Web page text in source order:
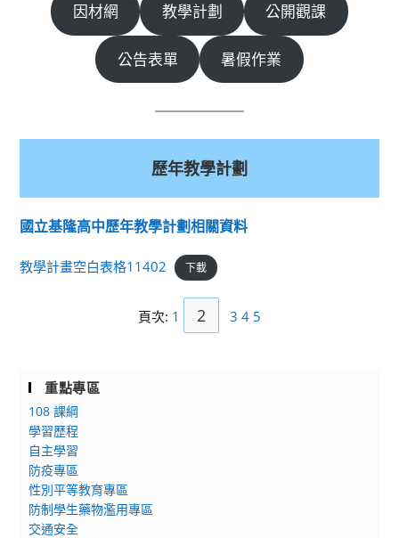
因材網 教學計劃 公開觀課
公告表單 暑假作業
歷年教學計劃
國立基隆高中歷年教學計劃相關資料
教學計畫空白表格11402 下載
頁次: 1 2 3 4 5
重點專區
108 課綱
學習歷程
自主學習
防疫專區
性別平等教育專區
防制學生藥物濫用專區
交通安全